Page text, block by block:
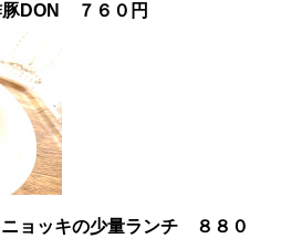
DON ７６０円
ョッキの少量ランチ ８８０